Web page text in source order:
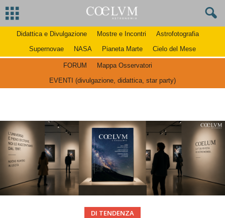
Didattica e Divulgazione Mostre e Incontri
Astrofotografia
Supernovae
NASA Pianeta Marte Cielo del Mese
FORUM
Mappa Osservatori
EVENTI (divulgazione, didattica, star party)
DI TENDENZA